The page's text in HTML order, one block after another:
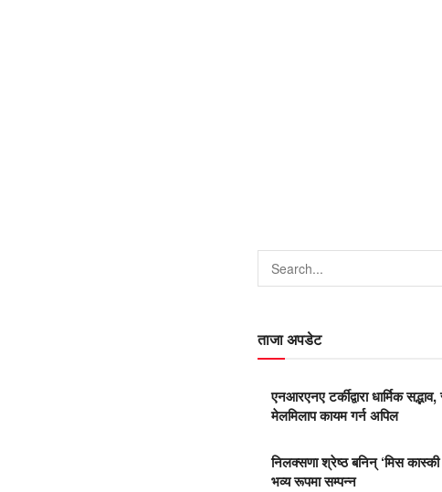
ताजा अपडेट
एनआरएनए टर्कीद्वारा धार्मिक
मेलमिलाप कायम गर्न अपिल
निलक्सणा श्रेष्ठ बनिन् ‘मिस कास्की
भव्य रूपमा सम्पन्न